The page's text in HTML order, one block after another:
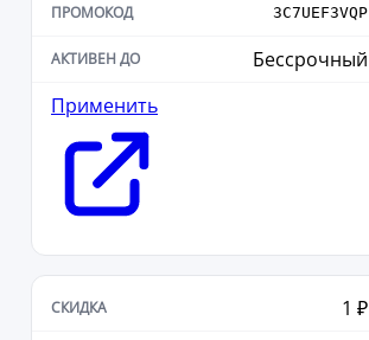
3C7UEF3VQP
Бессрочный
Применить
1 ₽